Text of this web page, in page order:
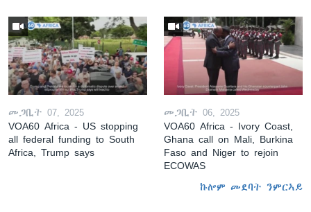
መጋቢት 07, 2025
VOA60 Africa - US stopping
all federal funding to South
Africa, Trump says
መጋቢት 06, 2025
VOA60 Africa - Ivory Coast,
Ghana call on Mali, Burkina
Faso and Niger to rejoin
ECOWAS
ኩሎም መደባት ንምርኣይ